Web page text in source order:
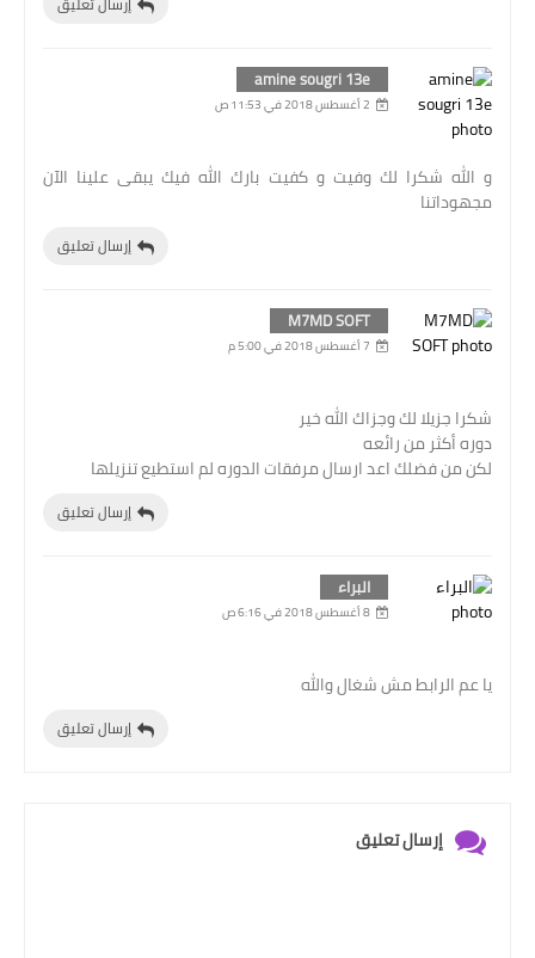
amine sougri 13e
2 أغسطس 2018 في 11:53 ص
و الله شكرا لك وفيت و كفيت بارك الله فيك يبقى علينا الآن
مجهوداتنا
إرسال تعليق
M7MD SOFT
7 أغسطس 2018 في 5:00 م
شكرا جزيلا لك وجزاك الله خير
دوره أكثر من رائعه
لكن من فضلك اعد ارسال مرفقات الدوره لم استطيع تنزيلها
إرسال تعليق
البراء
8 أغسطس 2018 في 6:16 ص
يا عم الرابط مش شغال والله
إرسال تعليق
إرسال تعليق